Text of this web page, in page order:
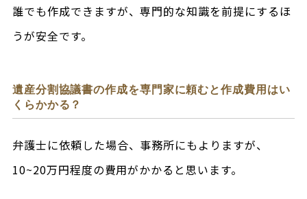
誰でも作成できますが、専門的な知識を前提にするほ
うが安全です。
遺産分割協議書の作成を専門家に頼むと作成費用はい
くらかかる？
弁護士に依頼した場合、事務所にもよりますが、
10~20万円程度の費用がかかると思います。